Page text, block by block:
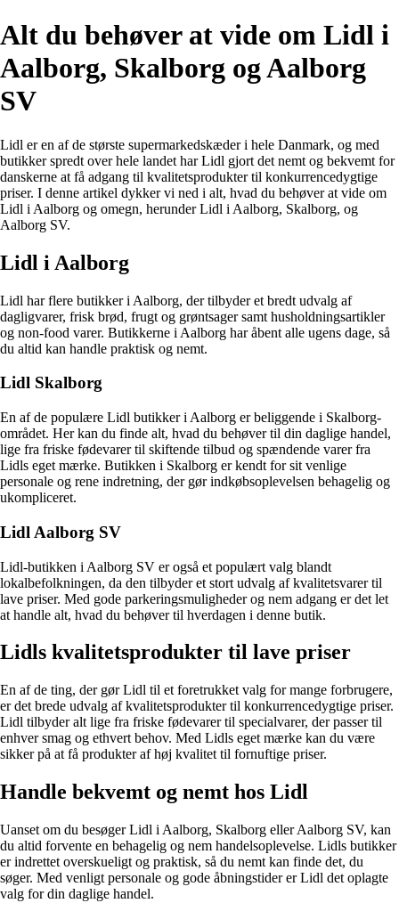
Alt du behøver at vide om Lidl i
Aalborg, Skalborg og Aalborg
SV
Lidl er en af de største supermarkedskæder i hele Danmark, og med
butikker spredt over hele landet har Lidl gjort det nemt og bekvemt for
danskerne at få adgang til kvalitetsprodukter til konkurrencedygtige
priser. I denne artikel dykker vi ned i alt, hvad du behøver at vide om
Lidl i Aalborg og omegn, herunder Lidl i Aalborg, Skalborg, og
Aalborg SV.
Lidl i Aalborg
Lidl har flere butikker i Aalborg, der tilbyder et bredt udvalg af
dagligvarer, frisk brød, frugt og grøntsager samt husholdningsartikler
og non-food varer. Butikkerne i Aalborg har åbent alle ugens dage, så
du altid kan handle praktisk og nemt.
Lidl Skalborg
En af de populære Lidl butikker i Aalborg er beliggende i Skalborg-
området. Her kan du finde alt, hvad du behøver til din daglige handel,
lige fra friske fødevarer til skiftende tilbud og spændende varer fra
Lidls eget mærke. Butikken i Skalborg er kendt for sit venlige
personale og rene indretning, der gør indkøbsoplevelsen behagelig og
ukompliceret.
Lidl Aalborg SV
Lidl-butikken i Aalborg SV er også et populært valg blandt
lokalbefolkningen, da den tilbyder et stort udvalg af kvalitetsvarer til
lave priser. Med gode parkeringsmuligheder og nem adgang er det let
at handle alt, hvad du behøver til hverdagen i denne butik.
Lidls kvalitetsprodukter til lave priser
En af de ting, der gør Lidl til et foretrukket valg for mange forbrugere,
er det brede udvalg af kvalitetsprodukter til konkurrencedygtige priser.
Lidl tilbyder alt lige fra friske fødevarer til specialvarer, der passer til
enhver smag og ethvert behov. Med Lidls eget mærke kan du være
sikker på at få produkter af høj kvalitet til fornuftige priser.
Handle bekvemt og nemt hos Lidl
Uanset om du besøger Lidl i Aalborg, Skalborg eller Aalborg SV, kan
du altid forvente en behagelig og nem handelsoplevelse. Lidls butikker
er indrettet overskueligt og praktisk, så du nemt kan finde det, du
søger. Med venligt personale og gode åbningstider er Lidl det oplagte
valg for din daglige handel.